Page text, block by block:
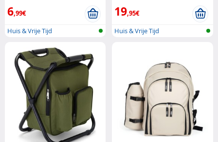
6,99€
Huis & Vrije Tijd
19,95€
Huis & Vrije Tijd